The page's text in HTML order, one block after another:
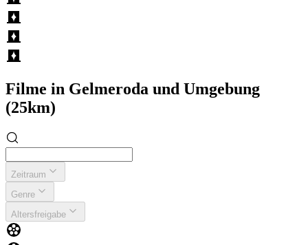
Filme in Gelmeroda und Umgebung
(25km)
Zeitraum
Genre
Altersfreigabe